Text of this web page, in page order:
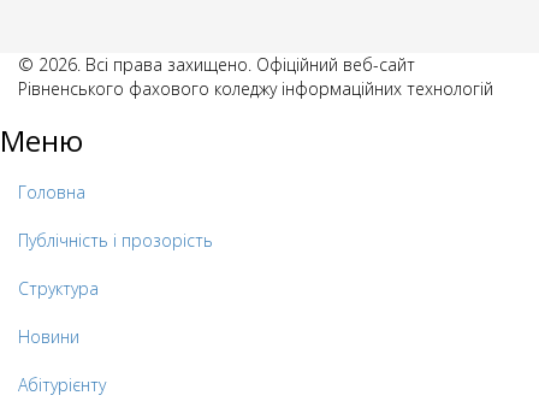
© 2026. Всі права захищено. Офіційний веб-сайт
Рівненського фахового коледжу інформаційних технологій
Меню
Головна
Публічність і прозорість
Структура
Новини
Абітурієнту